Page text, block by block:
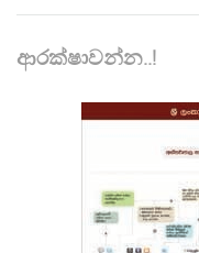
ආරක්ෂාවන්න..!